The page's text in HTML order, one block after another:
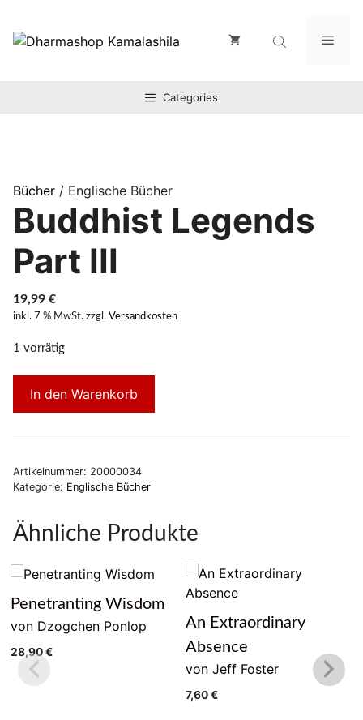
Inhalt
springen
Categories
Bücher / Englische Bücher
Buddhist Legends
Part III
19,99 €
inkl. 7 % MwSt. zzgl. Versandkosten
1 vorrätig
In den Warenkorb
Artikelnummer: 20000034
Kategorie: Englische Bücher
Ähnliche Produkte
Penetranting Wisdom
von Dzogchen Ponlop
28,90€
An Extraordinary
Absence
von Jeff Foster
7,60€